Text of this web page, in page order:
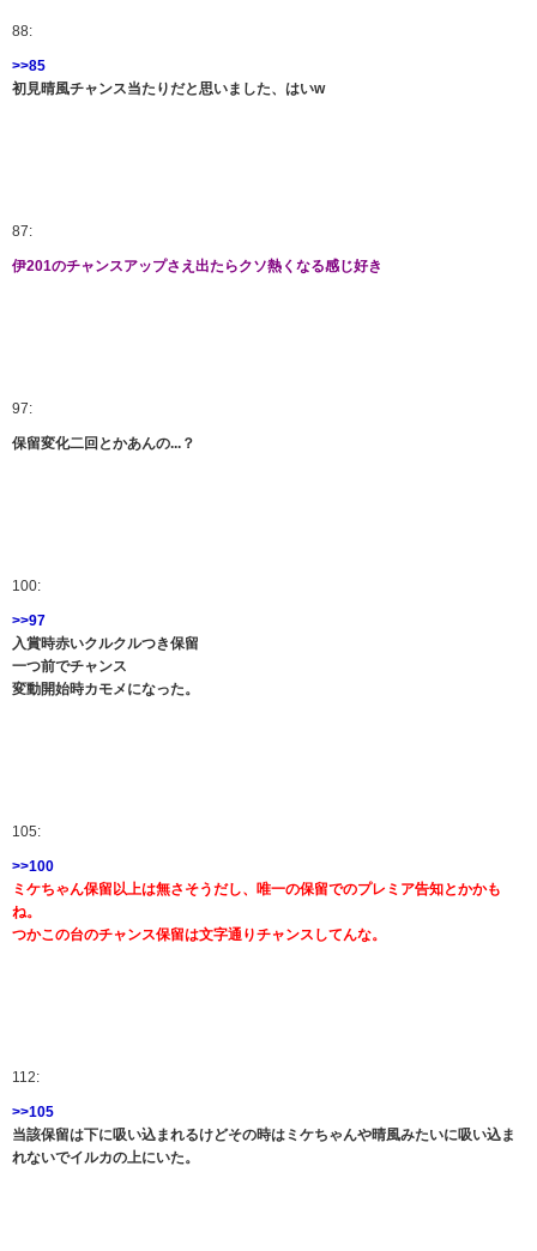
88:
>>85
初見晴風チャンス当たりだと思いました、はいw
87:
伊201のチャンスアップさえ出たらクソ熱くなる感じ好き
97:
保留変化二回とかあんの...？
100:
>>97
入賞時赤いクルクルつき保留
一つ前でチャンス
変動開始時カモメになった。
105:
>>100
ミケちゃん保留以上は無さそうだし、唯一の保留でのプレミア告知とかかも
ね。
つかこの台のチャンス保留は文字通りチャンスしてんな。
112:
>>105
当該保留は下に吸い込まれるけどその時はミケちゃんや晴風みたいに吸い込ま
れないでイルカの上にいた。